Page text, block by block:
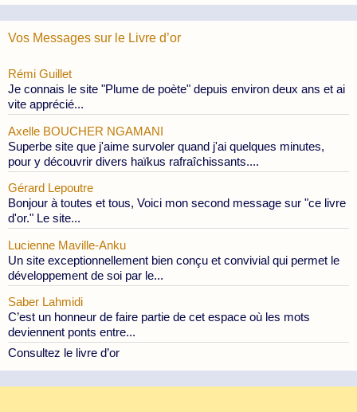
Vos Messages sur le Livre d’or
Rémi Guillet
Je connais le site "Plume de poète" depuis environ deux ans et ai
vite apprécié...
Axelle BOUCHER NGAMANI
Superbe site que j'aime survoler quand j'ai quelques minutes,
pour y découvrir divers haïkus rafraîchissants....
Gérard Lepoutre
Bonjour à toutes et tous, Voici mon second message sur "ce livre
d'or." Le site...
Lucienne Maville-Anku
Un site exceptionnellement bien conçu et convivial qui permet le
développement de soi par le...
Saber Lahmidi
C’est un honneur de faire partie de cet espace où les mots
deviennent ponts entre...
Consultez le livre d’or